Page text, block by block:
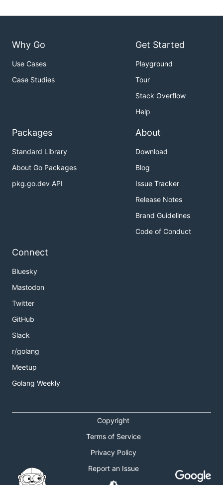
Why Go
Use Cases
Case Studies
Get Started
Playground
Tour
Stack Overflow
Help
Packages
Standard Library
About Go Packages
pkg.go.dev API
About
Download
Blog
Issue Tracker
Release Notes
Brand Guidelines
Code of Conduct
Connect
Bluesky
Mastodon
Twitter
GitHub
Slack
r/golang
Meetup
Golang Weekly
Copyright
Terms of Service
Privacy Policy
Report an Issue